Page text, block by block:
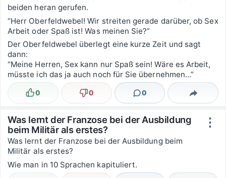
beiden heran gerufen.
“Herr Oberfeldwebel! Wir streiten gerade darüber, ob Sex
Arbeit oder Spaß ist! Was meinen Sie?”
Der Oberfeldwebel überlegt eine kurze Zeit und sagt
dann:
“Meine Herren, Sex kann nur Spaß sein! Wäre es Arbeit,
müsste ich das ja auch noch für Sie übernehmen…”
Lustig
0 Nicht lustig
0 0
Kommentare Teilen
⋮
Was lernt der Franzose bei der Ausbildung
beim Militär als erstes?
Was lernt der Franzose bei der Ausbildung beim
Militär als erstes?
Wie man in 10 Sprachen kapituliert.